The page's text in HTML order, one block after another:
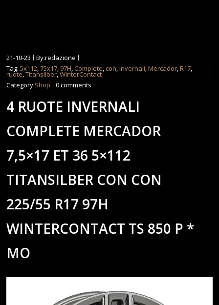
21-10-23
By:redazione
Tag:5x112,75x17, 97H, Complete, con,Invernali,Mercador,R17,
ruote,Titansilber,WinterContact
Category:Shop 0 comments
4 RUOTE INVERNALI
COMPLETE MERCADOR
7,5×17 ET 36 5×112
TITANSILBER CON CON
225/55 R17 97H
WINTERCONTACT TS 850 P *
MO